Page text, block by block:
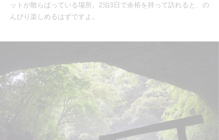
ットが散らばっている場所。2泊3日で余裕を持って訪れると、の
んびり楽しめるはずですよ。